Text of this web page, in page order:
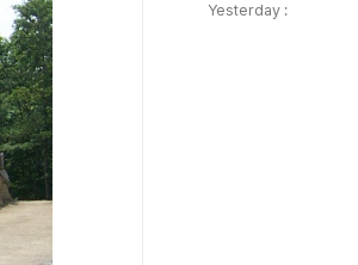
Yesterday :